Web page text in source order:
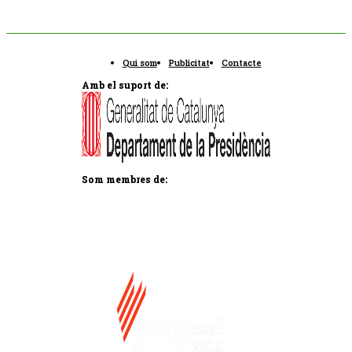
Qui som Publicitat Contacte
Amb el suport de:
Som membres de: